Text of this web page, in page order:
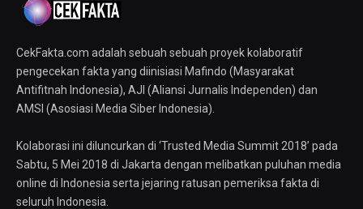
CekFakta.com adalah sebuah sebuah proyek kolaboratif
pengecekan fakta yang diinisiasi Mafindo (Masyarakat
Antifitnah Indonesia), AJI (Aliansi Jurnalis Independen) dan
AMSI (Asosiasi Media Siber Indonesia).
Kolaborasi ini diluncurkan di ‘Trusted Media Summit 2018’ pada
Sabtu, 5 Mei 2018 di Jakarta dengan melibatkan puluhan media
online di Indonesia serta jejaring ratusan pemeriksa fakta di
seluruh Indonesia.